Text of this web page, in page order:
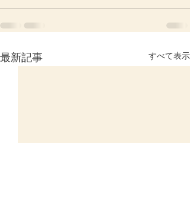
最新記事 すべて表示